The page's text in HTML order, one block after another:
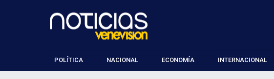
POLÍTICA NACIONAL ECONOMÍA INTERNACIONAL